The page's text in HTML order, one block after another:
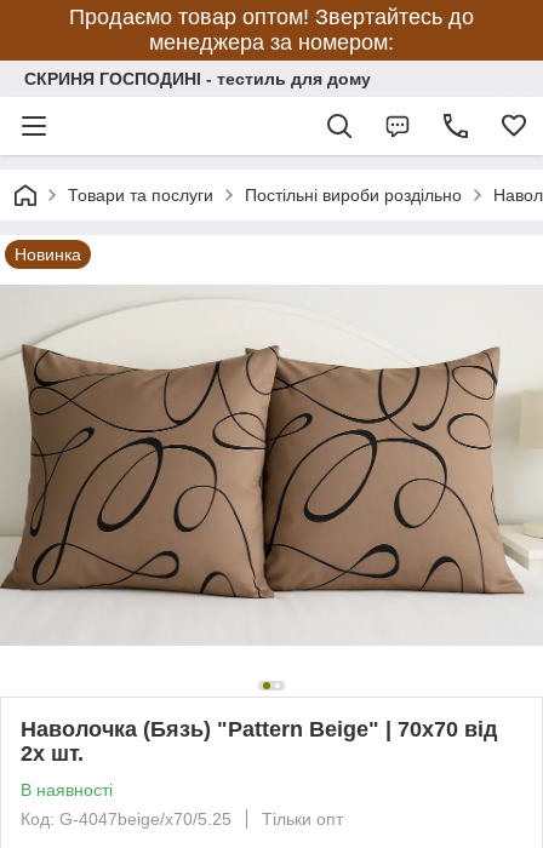
Продаємо товар оптом! Звертайтесь до
менеджера за номером:
СКРИНЯ ГОСПОДИНІ - тестиль для дому
Товари та послуги Постільні вироби роздільно
Новинка
Наволочка (Бязь) "Pattern Beige" | 70х70 від
2х шт.
В наявності
Код: G-4047beige/x70/5.25
Тільки опт